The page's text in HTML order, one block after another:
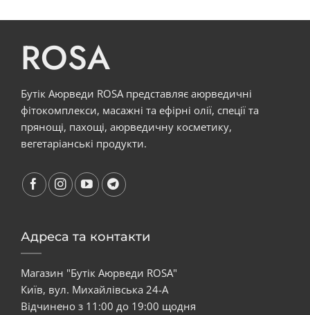
ROSA
Бутік Аюрведи ROSA представляє аюрведичні
фітокомплекси, масажні та ефірні олії, спеції та
прянощі, пахощі, аюрведичну косметику,
вегетаріанські продукти.
Адреса та контакти
Магазин "Бутік Аюрведи ROSA"
Київ, вул. Михайлівська 24-А
Відчинено з 11:00 до 19:00 щодня